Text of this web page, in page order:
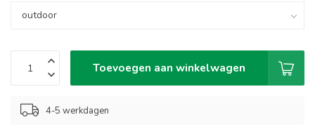
Toevoegen aan winkelwagen
4-5 werkdagen